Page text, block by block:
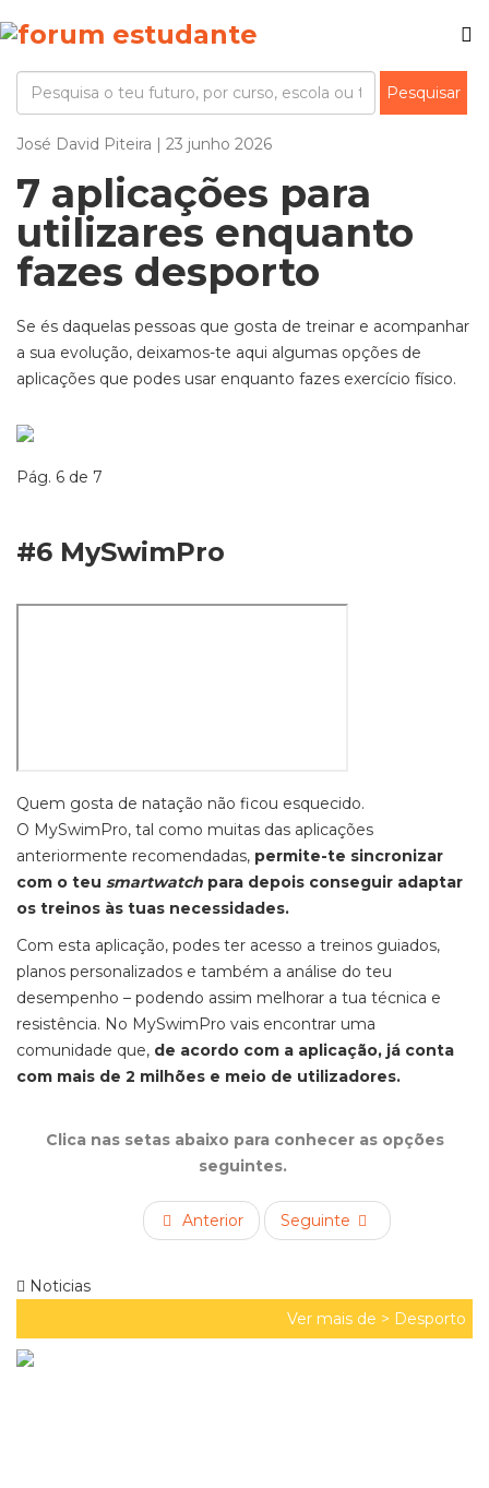
José David Piteira | 23 junho 2026
7 aplicações para
utilizares enquanto
fazes desporto
Se és daquelas pessoas que gosta de treinar e acompanhar
a sua evolução, deixamos-te aqui algumas opções de
aplicações que podes usar enquanto fazes exercício físico.
Pág. 6 de 7
#6 MySwimPro
Quem gosta de natação não ficou esquecido.
O MySwimPro, tal como muitas das aplicações
anteriormente recomendadas, permite-te sincronizar
com o teu smartwatch para depois conseguir adaptar
os treinos às tuas necessidades.
Com esta aplicação, podes ter acesso a treinos guiados,
planos personalizados e também a análise do teu
desempenho – podendo assim melhorar a tua técnica e
resistência. No MySwimPro vais encontrar uma
comunidade que, de acordo com a aplicação, já conta
com mais de 2 milhões e meio de utilizadores.
Clica nas setas abaixo para conhecer as opções
seguintes.
Anterior Seguinte
Noticias
Ver mais de > Desporto